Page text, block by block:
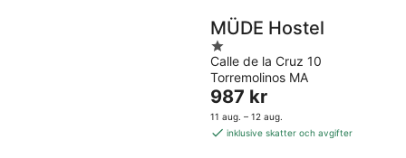
MÜDE Hostel
1
out
of
5
Calle de la Cruz 10
Torremolinos MA
Priset
är
987 kr
987 kr
11 aug. – 12 aug.
inklusive skatter och avgifter